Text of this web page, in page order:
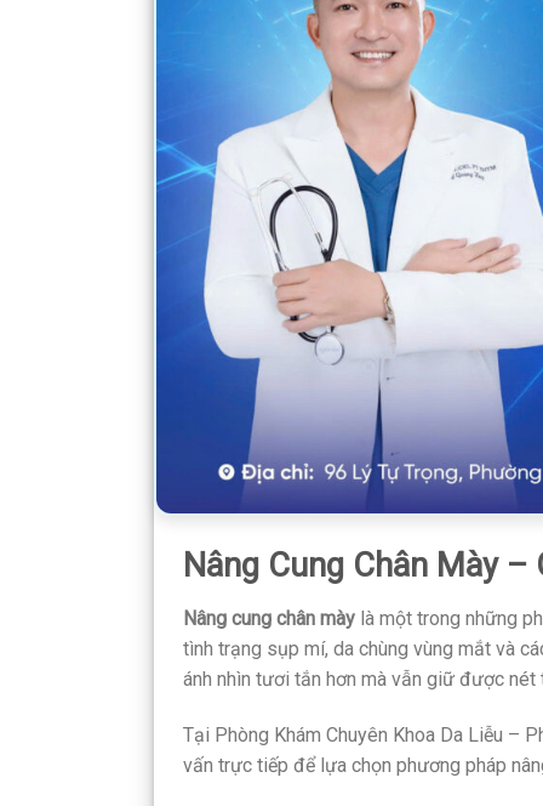
Nâng Cung Chân Mày
Nâng cung chân mày là một trong những
tình trạng sụp mí, da chùng vùng mắt và
ánh nhìn tươi tắn hơn mà vẫn giữ được nét
Tại Phòng Khám Chuyên Khoa Da Liễu –
vấn trực tiếp để lựa chọn phương pháp